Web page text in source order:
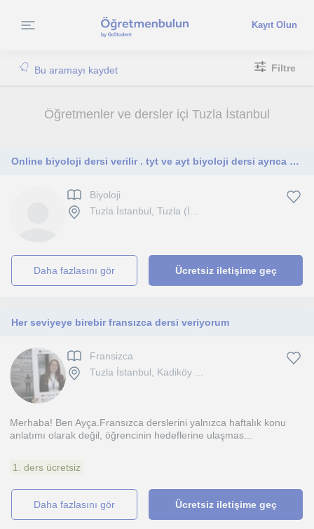
Kayıt Olun
Bu aramayı kaydet Filtre
Öğretmenler ve dersler içi Tuzla İstanbul
Online biyoloji dersi verilir . tyt ve ayt biyoloji dersi ayrıca okul sınavlarına hazırlık derside alabilirsiniz
Biyoloji
Tuzla İstanbul, Tuzla (İ...
daha fazlasını gör Ücretsiz iletişime geç
Her seviyeye birebir fransızca dersi veriyorum
Fransizca
Tuzla İstanbul, Kadiköy ...
Merhaba! Ben Ayça.Fransızca derslerini yalnızca haftalık konu
anlatımı olarak değil, öğrencinin hedeflerine ulaşmas...
1. ders ücretsiz
daha fazlasını gör Ücretsiz iletişime geç